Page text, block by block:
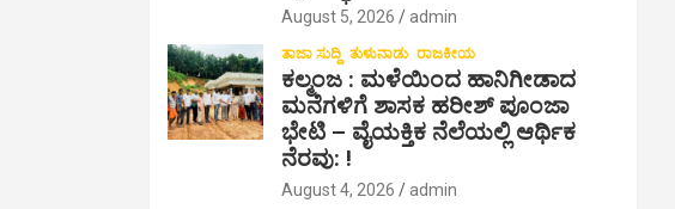
August 5, 2026 admin
ತಾಜಾ ಸುದ್ದಿ ತುಳುನಾಡು ರಾಜಕೀಯ
ಕಲ್ಮಂಜ : ಮಳೆಯಿಂದ ಹಾನಿಗೀಡಾದ
ಮನೆಗಳಿಗೆ ಶಾಸಕ ಹರೀಶ್ ಪೂಂಜಾ
ಭೇಟಿ – ವೈಯಕ್ತಿಕ ನೆಲೆಯಲ್ಲಿ ಆರ್ಥಿಕ‌
ನೆರವು: !
August 4, 2026 admin